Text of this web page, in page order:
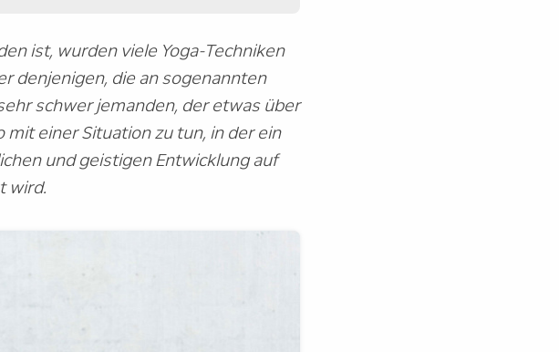
ist, wurden viele Yoga-Techniken
denjenigen, die an sogenannten
schwer jemanden, der etwas über
einer Situation zu tun, in der ein
und geistigen Entwicklung auf
wird.